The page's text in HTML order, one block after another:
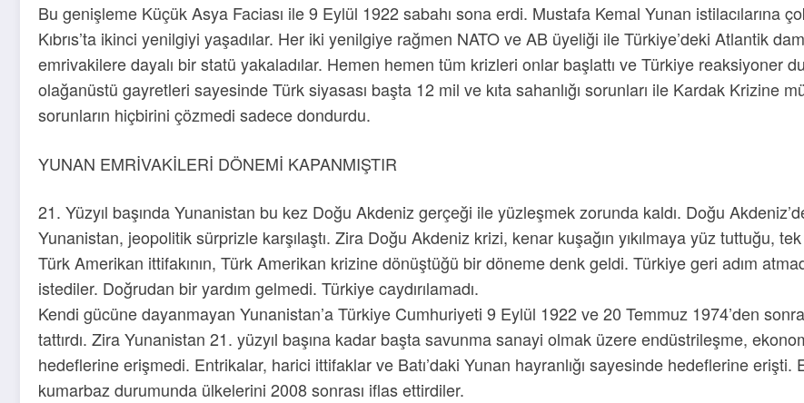
Bu genişleme Küçük Asya Faciası ile 9 Eylül 1922 sabahı sona erdi. Mustafa Kemal Yunan istilacılarına
Kıbrıs’ta ikinci yenilgiyi yaşadılar. Her iki yenilgiye rağmen NATO ve AB üyeliği ile Türkiye’deki Atlantik
emrivakilere dayalı bir statü yakaladılar. Hemen hemen tüm krizleri onlar başlattı ve Türkiye reaksiyoner
olağanüstü gayretleri sayesinde Türk siyasası başta 12 mil ve kıta sahanlığı sorunları ile Kardak Krizine
sorunların hiçbirini çözmedi sadece dondurdu.
YUNAN EMRİVAKİLERİ DÖNEMİ KAPANMIŞTIR
21. Yüzyıl başında Yunanistan bu kez Doğu Akdeniz gerçeği ile yüzleşmek zorunda kaldı. Doğu
Yunanistan, jeopolitik sürprizle karşılaştı. Zira Doğu Akdeniz krizi, kenar kuşağın yıkılmaya yüz tuttuğu,
Türk Amerikan ittifakının, Türk Amerikan krizine dönüştüğü bir döneme denk geldi. Türkiye geri adım
istediler. Doğrudan bir yardım gelmedi. Türkiye caydırılamadı.
Kendi gücüne dayanmayan Yunanistan’a Türkiye Cumhuriyeti 9 Eylül 1922 ve 20 Temmuz 1974’den
tattırdı. Zira Yunanistan 21. yüzyıl başına kadar başta savunma sanayi olmak üzere endüstrileşme,
hedeflerine erişmedi. Entrikalar, harici ittifaklar ve Batı’daki Yunan hayranlığı sayesinde hedeflerine
kumarbaz durumunda ülkelerini 2008 sonrası iflas ettirdiler.